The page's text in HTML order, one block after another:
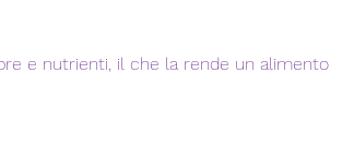
e nutrienti, il che la rende un alimento